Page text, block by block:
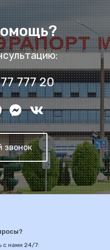
777 20
звонок
с нами 24/7: